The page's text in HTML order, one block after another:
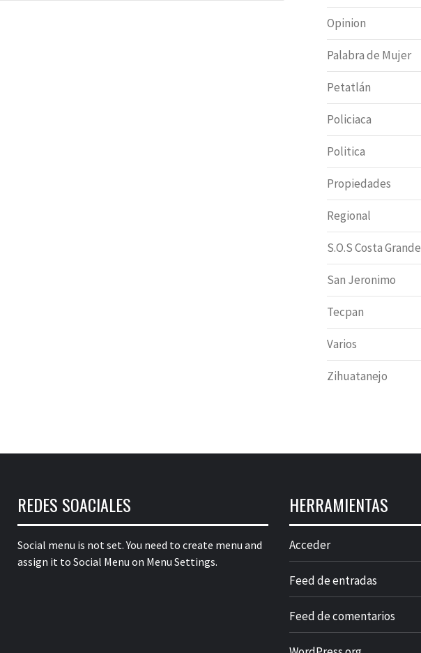
Opinion
Palabra de Mujer
Petatlán
Policiaca
Politica
Propiedades
Regional
S.O.S Costa Grande
San Jeronimo
Tecpan
Varios
Zihuatanejo
REDES SOACIALES
Social menu is not set. You need to create menu and
assign it to Social Menu on Menu Settings.
HERRAMIENTAS
Acceder
Feed de entradas
Feed de comentarios